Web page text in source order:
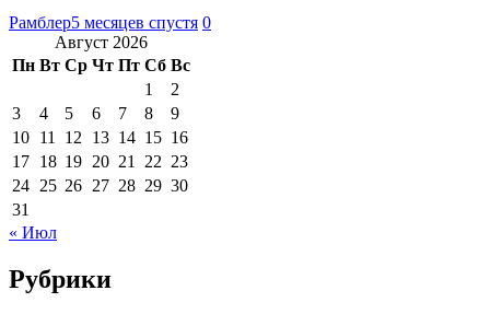
Рамблер5 месяцев спустя 0
Август 2026
Пн Вт Ср Чт Пт Сб Вс
1
2
3
4 5 6 7 8
9
10 11 12 13 14 15 16
17 18 19 20 21 22 23
24 25 26 27 28 29 30
31
« Июл
Рубрики